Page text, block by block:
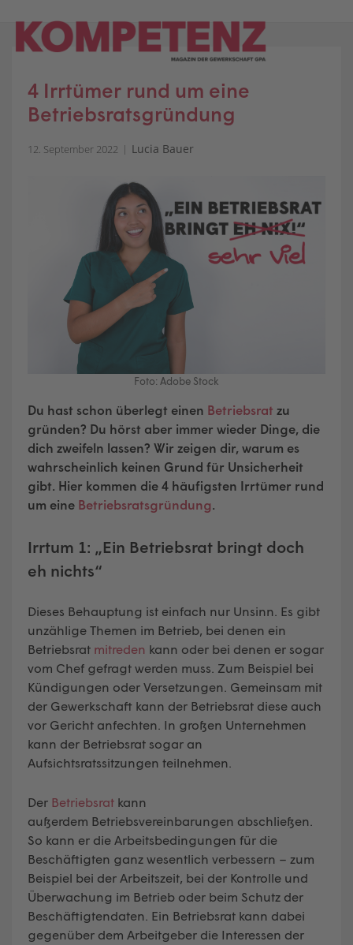
content
4 Irrtümer rund um eine
Betriebsratsgründung
12. September 2022 Lucia Bauer
Foto: Adobe Stock
Du hast schon überlegt einen Betriebsrat zu
gründen? Du hörst aber immer wieder Dinge, die
dich zweifeln lassen? Wir zeigen dir, warum es
wahrscheinlich keinen Grund für Unsicherheit
gibt. Hier kommen die 4 häufigsten Irrtümer rund
um eine Betriebsratsgründung.
Irrtum 1: „Ein Betriebsrat bringt doch
eh nichts“
Dieses Behauptung ist einfach nur Unsinn. Es gibt
unzählige Themen im Betrieb, bei denen ein
Betriebsrat mitreden kann oder bei denen er sogar
vom Chef gefragt werden muss. Zum Beispiel bei
Kündigungen oder Versetzungen. Gemeinsam mit
der Gewerkschaft kann der Betriebsrat diese auch
vor Gericht anfechten. In großen Unternehmen
kann der Betriebsrat sogar an
Aufsichtsratssitzungen teilnehmen.
Der Betriebsrat kann
außerdem Betriebsvereinbarungen abschließen.
So kann er die Arbeitsbedingungen für die
Beschäftigten ganz wesentlich verbessern – zum
Beispiel bei der Arbeitszeit, bei der Kontrolle und
Überwachung im Betrieb oder beim Schutz der
Beschäftigtendaten. Ein Betriebsrat kann dabei
gegenüber dem Arbeitgeber die Interessen der